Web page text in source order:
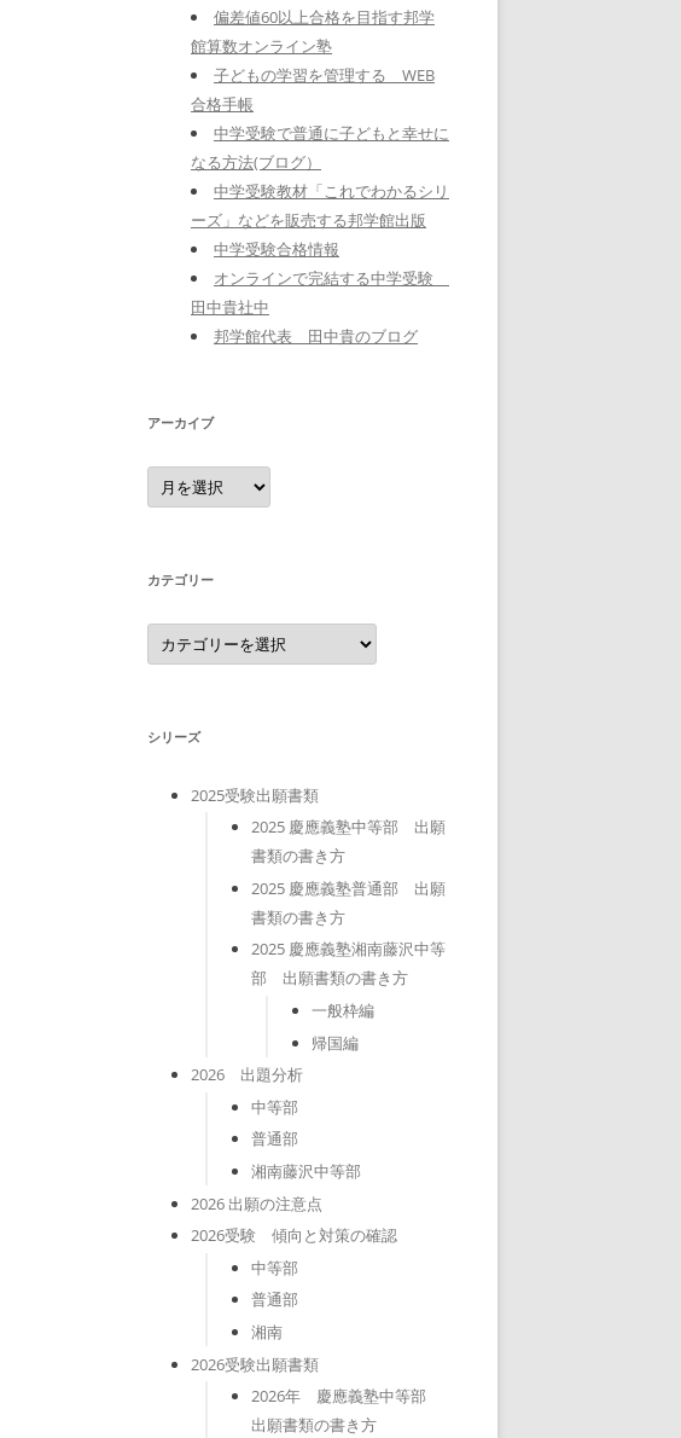
偏差値60以上合格を目指す邦学
館算数オンライン塾
子どもの学習を管理する WEB
合格手帳
中学受験で普通に子どもと幸せに
なる方法(ブログ）
中学受験教材「これでわかるシリ
ーズ」などを販売する邦学館出版
中学受験合格情報
オンラインで完結する中学受験
田中貴社中
邦学館代表 田中貴のブログ
アーカイブ
ア
ー
カ
カテゴリー
カ
テ
ゴ
シリーズ
2025受験出願書類
2025 慶應義塾中等部 出願
書類の書き方
2025 慶應義塾普通部 出願
書類の書き方
2025 慶應義塾湘南藤沢中等
部 出願書類の書き方
一般枠編
帰国編
2026 出題分析
中等部
普通部
湘南藤沢中等部
2026 出願の注意点
2026受験 傾向と対策の確認
中等部
普通部
湘南
2026受験出願書類
2026年 慶應義塾中等部
出願書類の書き方